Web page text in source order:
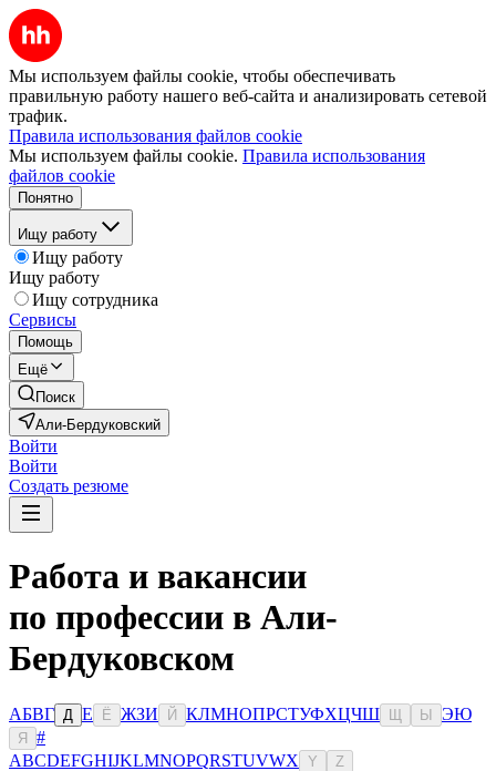
Мы используем файлы cookie, чтобы обеспечивать
правильную работу нашего веб-сайта и анализировать сетевой
трафик.
Правила использования файлов cookie
Мы используем файлы cookie. Правила использования
файлов cookie
Понятно
Ищу работу
Ищу работу
Ищу работу
Ищу сотрудника
Сервисы
Помощь
Ещё
Поиск
Али-Бердуковский
Войти
Войти
Создать резюме
Работа и вакансии
по профессии в Али-
Бердуковском
АБВГ Д Е Ё ЖЗИ Й КЛМНОПРСТУФХЦЧШ Ы ЭЮ
Я
#
ABCDEFGHIJKLMNOPQRSTUVWX Y Z